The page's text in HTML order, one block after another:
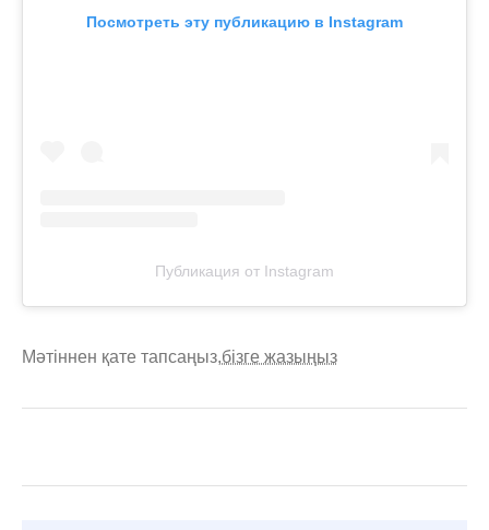
Посмотреть эту публикацию в Instagram
Публикация от Instagram
Мәтіннен қате тапсаңыз,бізге жазыңыз